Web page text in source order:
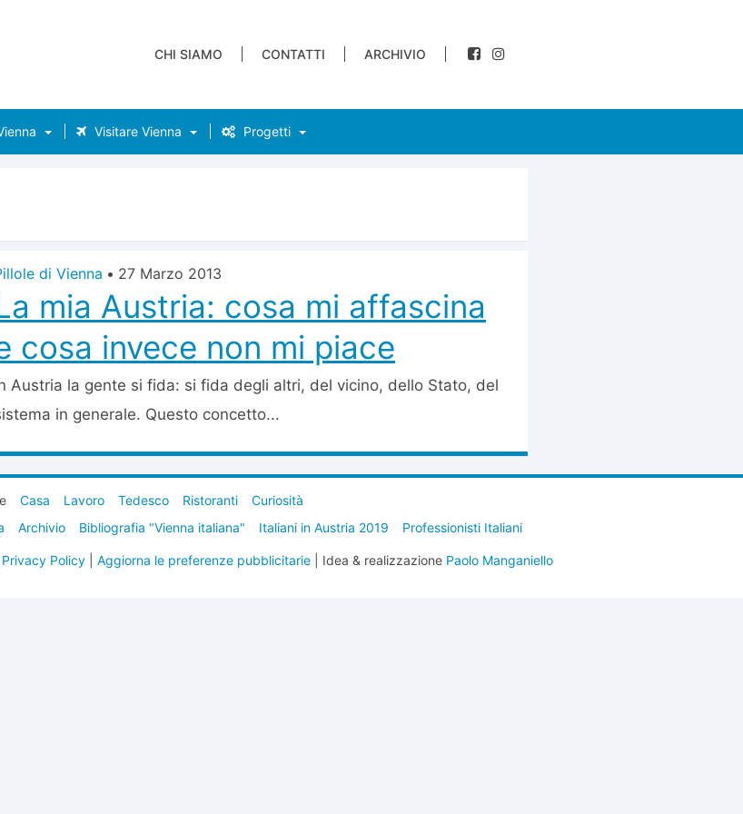
CHI SIAMO CONTATTI ARCHIVIO
Visitare Vienna Progetti
di Vienna • 27 Marzo 2013
mia Austria: cosa mi affascina
cosa invece non mi piace
Austria la gente si fida: si fida degli altri, del vicino, dello Stato, del
in generale. Questo concetto...
Casa Lavoro Tedesco Ristoranti
Curiosità
Archivio Bibliografia "Vienna italiana" Italiani in Austria 2019 Professionisti Italiani
Privacy Policy| Aggiorna le preferenze pubblicitarie| Idea & realizzazione Paolo Manganiello